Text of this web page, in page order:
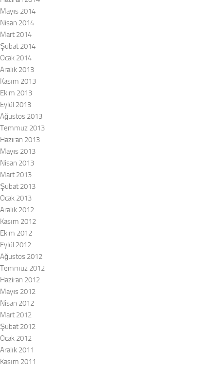
Mayıs 2014
Nisan 2014
Mart 2014
Şubat 2014
Ocak 2014
Aralık 2013
Kasım 2013
Ekim 2013
Eylül 2013
Ağustos 2013
Temmuz 2013
Haziran 2013
Mayıs 2013
Nisan 2013
Mart 2013
Şubat 2013
Ocak 2013
Aralık 2012
Kasım 2012
Ekim 2012
Eylül 2012
Ağustos 2012
Temmuz 2012
Haziran 2012
Mayıs 2012
Nisan 2012
Mart 2012
Şubat 2012
Ocak 2012
Aralık 2011
Kasım 2011